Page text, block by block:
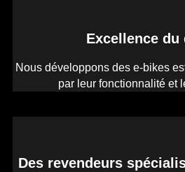
Excellence du
Nous développons des e-bikes
par leur fonctionnalité et
Des revendeurs